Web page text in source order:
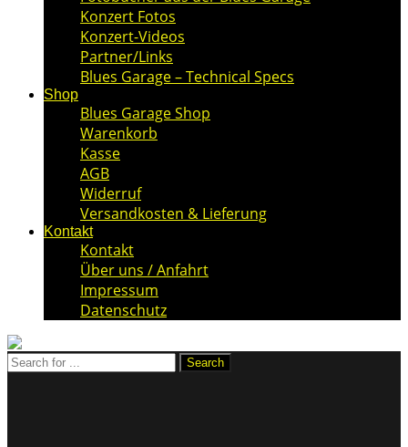
Konzert Fotos
Konzert-Videos
Partner/Links
Blues Garage – Technical Specs
Shop
Blues Garage Shop
Warenkorb
Kasse
AGB
Widerruf
Versandkosten & Lieferung
Kontakt
Kontakt
Über uns / Anfahrt
Impressum
Datenschutz